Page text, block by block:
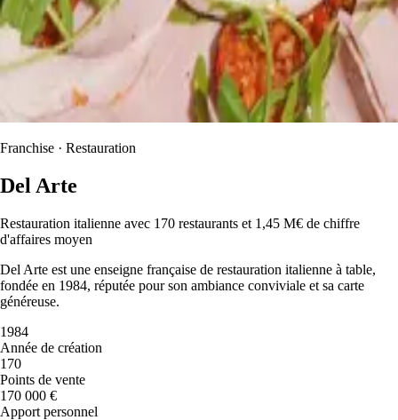
Franchise · Restauration
Del Arte
Restauration italienne avec 170 restaurants et 1,45 M€ de chiffre
d'affaires moyen
Del Arte est une enseigne française de restauration italienne à table,
fondée en 1984, réputée pour son ambiance conviviale et sa carte
généreuse.
1984
Année de création
170
Points de vente
170 000 €
Apport personnel